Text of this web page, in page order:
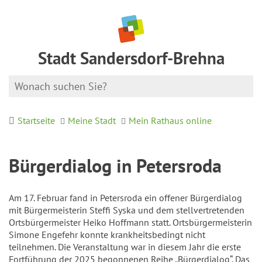
Stadt Sandersdorf-Brehna
Startseite Meine Stadt Mein Rathaus online
Bürgerdialog in Petersroda
Am 17. Februar fand in Petersroda ein offener Bürgerdialog
mit Bürgermeisterin Steffi Syska und dem stellvertretenden
Ortsbürgermeister Heiko Hoffmann statt. Ortsbürgermeisterin
Simone Engefehr konnte krankheitsbedingt nicht
teilnehmen. Die Veranstaltung war in diesem Jahr die erste
Fortführung der 2025 begonnenen Reihe „Bürgerdialog“. Das